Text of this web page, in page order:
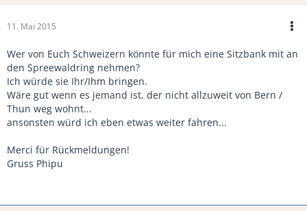
11. Mai 2015
Wer von Euch Schweizern könnte für mich eine Sitzbank mit an
den Spreewaldring nehmen?
Ich würde sie Ihr/Ihm bringen.
Wäre gut wenn es jemand ist, der nicht allzuweit von Bern /
Thun weg wohnt...
ansonsten würd ich eben etwas weiter fahren...
Merci für Rückmeldungen!
Gruss Phipu